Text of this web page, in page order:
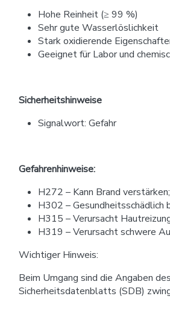
Hohe Reinheit (≥ 99 %)
Sehr gute Wasserlöslichkeit
Stark oxidierende
Geeignet für Labor und
Sicherheitshinweise
Signalwort: Gefahr
Gefahrenhinweise:
H272 – Kann Brand
H302 – Gesundheitsschädlich
H315 – Verursacht
H319 – Verursacht schwere
Wichtiger Hinweis:
Beim Umgang sind die Angaben des
Sicherheitsdatenblatts (SDB)